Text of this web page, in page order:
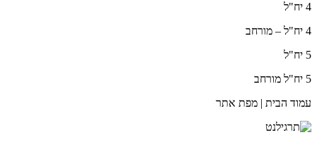
4 יח"ל
4 יח"ל – מורחב
5 יח"ל
5 יח"ל מורחב
עמוד הבית | מפת אתר